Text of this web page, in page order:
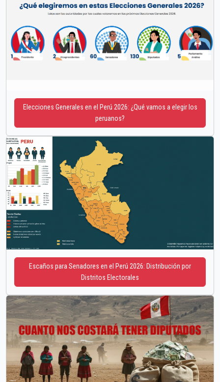
Elecciones Generales en el Perú 2026: ¿Qué vamos a elegir los
peruanos?
Escaños para Senadores en el Perú 2026: Distribución por
Distritos Electorales